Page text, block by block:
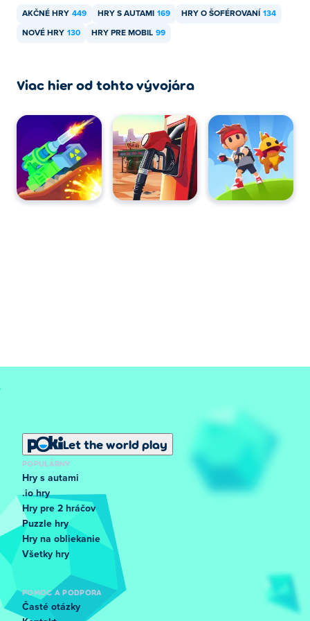
AKČNÉ HRY 449 HRY S AUTAMI 169 HRY O ŠOFÉROVANÍ 134
NOVÉ HRY 130 HRY PRE MOBIL 99
Viac hier od tohto vývojára
Let the world play
POPULÁRNY
Hry s autami
.io hry
Hry pre 2 hráčov
Puzzle hry
Hry na obliekanie
Všetky hry
POMOC A PODPORA
Časté otázky